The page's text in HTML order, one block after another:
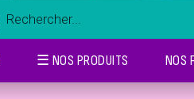
☰ NOS PRODUITS NOS